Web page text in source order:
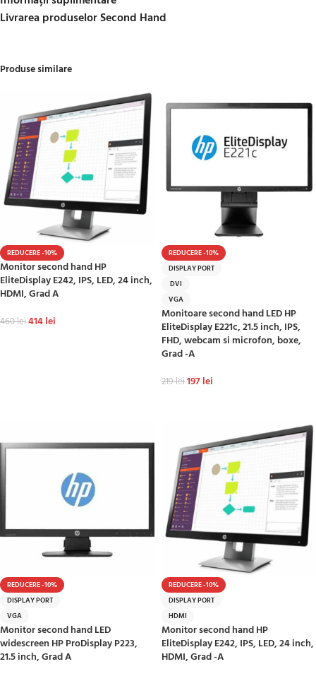
Livrarea produselor Second Hand
Produse similare
REDUCERE -10%
Monitor second hand HP
EliteDisplay E242, IPS, LED, 24 inch,
HDMI, Grad A
460lei414lei
REDUCERE -10%
DISPLAY PORT
DVI
VGA
Monitoare second hand LED HP
EliteDisplay E221c, 21.5 inch, IPS,
FHD, webcam si microfon, boxe,
Grad -A
219lei197lei
REDUCERE -10%
DISPLAY PORT
VGA
Monitor second hand LED
widescreen HP ProDisplay P223,
21.5 inch, Grad A
REDUCERE -10%
DISPLAY PORT
HDMI
Monitor second hand HP
EliteDisplay E242, IPS, LED, 24 inch,
HDMI, Grad -A